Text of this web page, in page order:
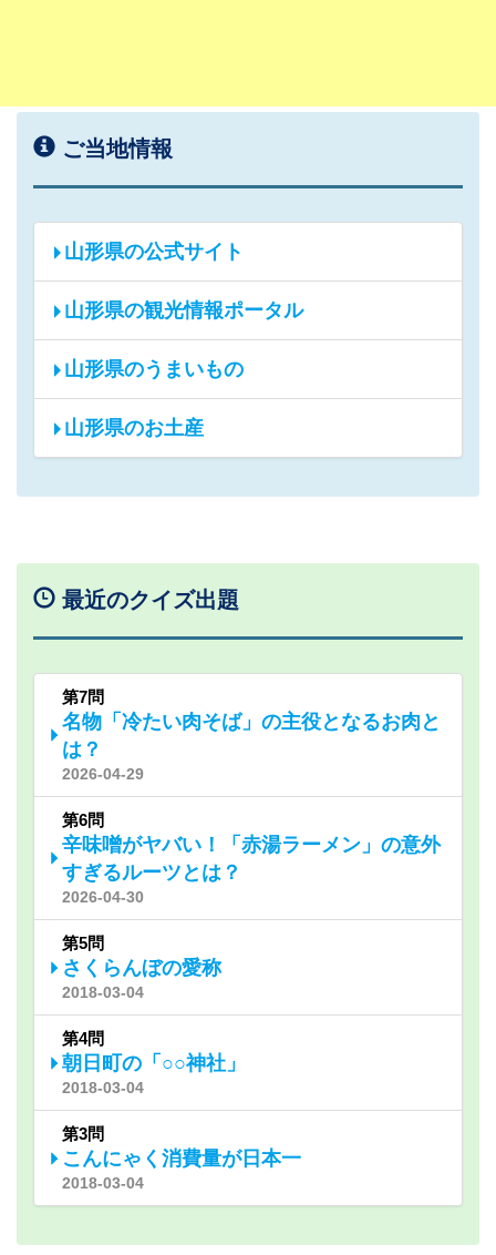
ご当地情報
山形県の公式サイト
山形県の観光情報ポータル
山形県のうまいもの
山形県のお土産
最近のクイズ出題
第7問
名物「冷たい肉そば」の主役となるお肉と
は？
2026-04-29
第6問
辛味噌がヤバい！「赤湯ラーメン」の意外
すぎるルーツとは？
2026-04-30
第5問
さくらんぼの愛称
2018-03-04
第4問
朝日町の「○○神社」
2018-03-04
第3問
こんにゃく消費量が日本一
2018-03-04